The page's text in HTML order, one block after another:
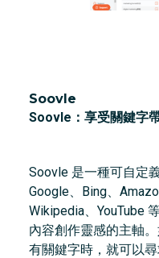
Soovle
Soovle：享受關鍵字
Soovle 是一種可自定
Google、Bing、
Wikipedia、YouTube
內容創作靈感的主軸
有關鍵字時，就可以